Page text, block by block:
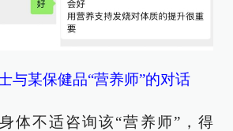
与某保健品“营养师”的对话
体不适咨询该“营养师”，得